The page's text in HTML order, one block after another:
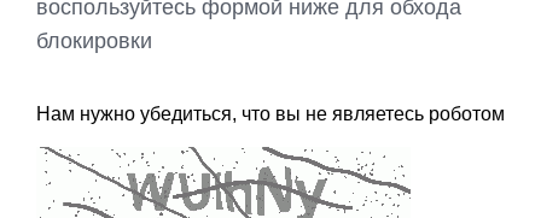
воспользуйтесь формой ниже для обхода
блокировки
Нам нужно убедиться, что вы не являетесь роботом